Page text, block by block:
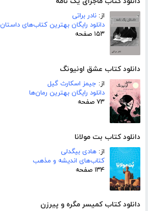
از: نادر براتی
دانلود رایگان بهترین کتاب‌های داستان
۱۵۳ صفحه
دانلود کتاب عشق اونیونگ
از: جیمز اسکارث گیل
دانلود رایگان بهترین رمان‌ها
۷۳ صفحه
دانلود کتاب بت مولانا
از: هادی بیگدلی
کتاب‌های اندیشه و مذهب
۱۳۴ صفحه
دانلود کتاب کمیسر مگره و پیرزن